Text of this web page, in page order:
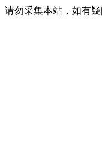
请勿采集本站，如有疑